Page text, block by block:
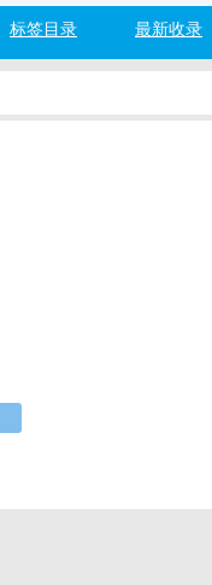
标签目录 最新收录